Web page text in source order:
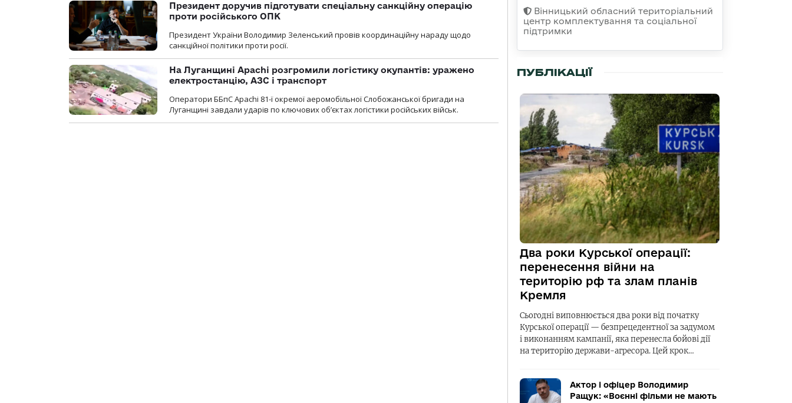
Президент доручив підготувати спеціальну санкційну операцію
проти російського ОПК
Президент України Володимир Зеленський провів координаційну нараду щодо
санкційної політики проти росії.
На Луганщині Apachi розгромили логістику окупантів: уражено
електростанцію, АЗС і транспорт
Оператори ББпС Apachi 81-ї окремої аеромобільної Слобожанської бригади на
Луганщині завдали ударів по ключових об’єктах логістики російських військ.
Вінницький обласний територіальний
центр комплектування та соціальної
підтримки
ПУБЛІКАЦІЇ
Два роки Курської операції:
перенесення війни на
територію рф та злам планів
Кремля
Сьогодні виповнюється два роки від початку
Курської операції — безпрецедентної за задумом
і виконанням кампанії, яка перенесла бойові дії
на територію держави-агресора. Цей крок…
Актор і офіцер Володимир
Ращук: «Воєнні фільми не мають